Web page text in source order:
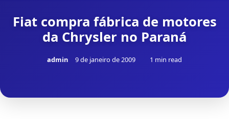
Fiat compra fábrica de motores
da Chrysler no Paraná
admin 9 de janeiro de 2009 1 min read